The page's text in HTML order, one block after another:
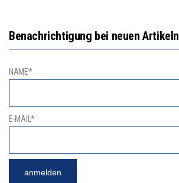
Benachrichtigung bei neuen Artikeln
NAME*
E-MAIL*